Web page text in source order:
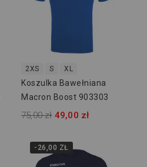
2XS S XL
Koszulka Bawełniana
Macron Boost 903303
75,00 zł 49,00 zł
-26,00 ZŁ